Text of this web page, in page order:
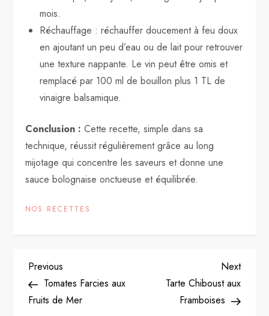
mois.
Réchauffage : réchauffer doucement à feu doux
en ajoutant un peu d’eau ou de lait pour retrouver
une texture nappante. Le vin peut être omis et
remplacé par 100 ml de bouillon plus 1 TL de
vinaigre balsamique.
Conclusion : Cette recette, simple dans sa
technique, réussit régulièrement grâce au long
mijotage qui concentre les saveurs et donne une
sauce bolognaise onctueuse et équilibrée.
NOS RECETTES
P
o
Previous
Post
Previous
Tomates Farcies aux
Fruits de Mer
Next
Post
Next
Tarte Chiboust aux
Framboises